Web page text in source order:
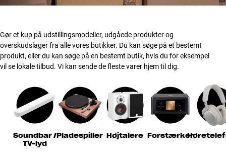
Høretelefoner
Surround
TV
Kabler
Gør et kup på udstillingsmodeller, udgåede produkter og
overskudslager fra alle vores butikker. Du kan søge på et bestemt
produkt, eller du kan søge på en bestemt butik, hvis du for eksempel
vil se lokale tilbud. Vi kan sende de fleste varer hjem til dig.
Soundbar /
TV-lyd
Pladespiller Højtalere Forstærker